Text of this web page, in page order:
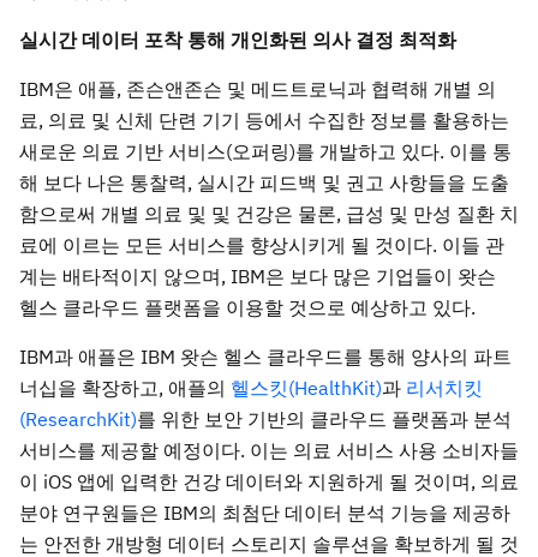
실시간 데이터 포착 통해 개인화된 의사 결정 최적화
IBM은 애플, 존슨앤존슨 및 메드트로닉과 협력해 개별 의
료, 의료 및 신체 단련 기기 등에서 수집한 정보를 활용하는
새로운 의료 기반 서비스(오퍼링)를 개발하고 있다. 이를 통
해 보다 나은 통찰력, 실시간 피드백 및 권고 사항들을 도출
함으로써 개별 의료 및 및 건강은 물론, 급성 및 만성 질환 치
료에 이르는 모든 서비스를 향상시키게 될 것이다. 이들 관
계는 배타적이지 않으며, IBM은 보다 많은 기업들이 왓슨
헬스 클라우드 플랫폼을 이용할 것으로 예상하고 있다.
IBM과 애플은 IBM 왓슨 헬스 클라우드를 통해 양사의 파트
너십을 확장하고, 애플의 헬스킷(HealthKit)과 리서치킷
(ResearchKit)를 위한 보안 기반의 클라우드 플랫폼과 분석
서비스를 제공할 예정이다. 이는 의료 서비스 사용 소비자들
이 iOS 앱에 입력한 건강 데이터와 지원하게 될 것이며, 의료
분야 연구원들은 IBM의 최첨단 데이터 분석 기능을 제공하
는 안전한 개방형 데이터 스토리지 솔루션을 확보하게 될 것